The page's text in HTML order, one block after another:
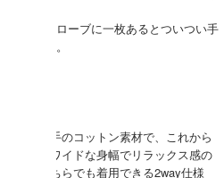
、ワードローブに一枚あるとついつい手
かりです。
とした薄手のコットン素材で、これから
りです。ワイドな身幅でリラックス感の
。前後どちらでも着用できる2way仕様